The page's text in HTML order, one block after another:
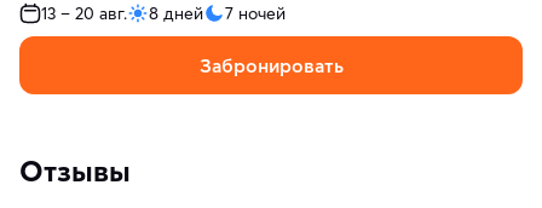
13 – 20 авг. 8 дней 7 ночей
Забронировать
Отзывы